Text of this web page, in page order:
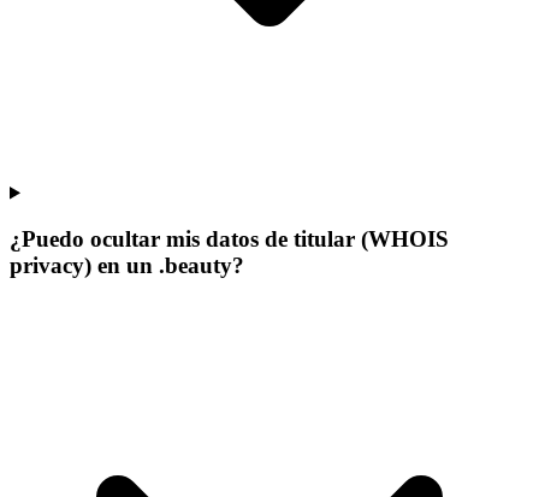
¿Puedo ocultar mis datos de titular (WHOIS
privacy) en un .beauty?